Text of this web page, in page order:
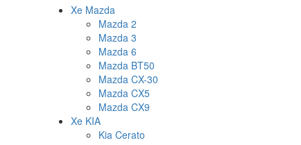
Xe Mazda
Mazda 2
Mazda 3
Mazda 6
Mazda BT50
Mazda CX-30
Mazda CX5
Mazda CX9
Xe KIA
Kia Cerato